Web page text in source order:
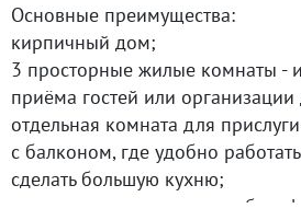
Основные преимущества:
кирпичный дом;
3 просторные жилые комнаты -
приёма гостей или
отдельная комната для
с балконом, где удобно
сделать большую кухню;
круговая планировка - удобно,